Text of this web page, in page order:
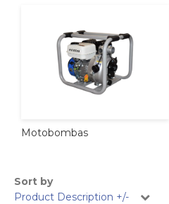
Motobombas
Sort by
Product Description +/-